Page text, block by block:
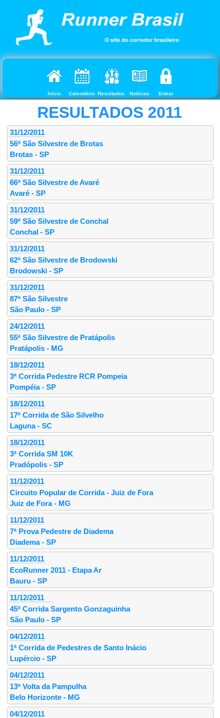
Início Calendário Resultados Notícias Entrar
RESULTADOS 2011
31/12/2011
56ª São Silvestre de Brotas
Brotas - SP
31/12/2011
66ª São Silvestre de Avaré
Avaré - SP
31/12/2011
59ª São Silvestre de Conchal
Conchal - SP
31/12/2011
62ª São Silvestre de Brodowski
Brodowski - SP
31/12/2011
87ª São Silvestre
São Paulo - SP
24/12/2011
55ª São Silvestre de Pratápolis
Pratápolis - MG
18/12/2011
3ª Corrida Pedestre RCR Pompeia
Pompéia - SP
18/12/2011
17ª Corrida de São Silvelho
Laguna - SC
18/12/2011
3ª Corrida SM 10K
Pradópolis - SP
11/12/2011
Circuito Popular de Corrida - Juiz de Fora
Juiz de Fora - MG
11/12/2011
7ª Prova Pedestre de Diadema
Diadema - SP
11/12/2011
EcoRunner 2011 - Etapa Ar
Bauru - SP
11/12/2011
45ª Corrida Sargento Gonzaguinha
São Paulo - SP
04/12/2011
1ª Corrida de Pedestres de Santo Inácio
Lupércio - SP
04/12/2011
13ª Volta da Pampulha
Belo Horizonte - MG
04/12/2011